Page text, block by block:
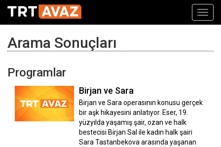
Arama Sonuçları
Programlar
Birjan ve Sara
Birjan ve Sara operasının konusu gerçek
bir aşk hikayesini anlatıyor. Eser, 19.
yüzyılda yaşamış şair, ozan ve halk
bestecisi Birjan Sal ile kadın halk şairi
Sara Tastanbekova arasında yaşanan